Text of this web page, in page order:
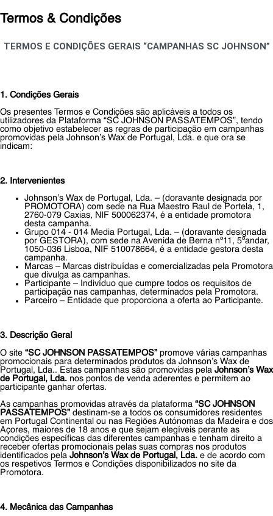
Termos & Condições
TERMOS E CONDIÇÕES GERAIS “CAMPANHAS SC JOHNSON”
1. Condições Gerais
Os presentes Termos e Condições são aplicáveis a todos os
utilizadores da Plataforma “SC JOHNSON PASSATEMPOS”, tendo
como objetivo estabelecer as regras de participação em campanhas
promovidas pela Johnson’s Wax de Portugal, Lda. e que ora se
indicam:
2. Intervenientes
Johnson’s Wax de Portugal, Lda. – (doravante designada por
PROMOTORA) com sede na Rua Maestro Raul de Portela, 1,
2760-079 Caxias, NIF 500062374, é a entidade promotora
desta campanha.
Grupo 014 - 014 Media Portugal, Lda. – (doravante designada
por GESTORA), com sede na Avenida de Berna nº11, 5ºandar,
1050-036 Lisboa, NIF 510078664, é a entidade gestora desta
campanha.
Marcas – Marcas distribuídas e comercializadas pela Promotora
que divulga as campanhas.
Participante – Indivíduo que cumpre todos os requisitos de
participação nas campanhas, determinados pela Promotora.
Parceiro – Entidade que proporciona a oferta ao Participante.
3. Descrição Geral
O site “SC JOHNSON PASSATEMPOS” promove várias campanhas
promocionais para determinados produtos da Johnson’s Wax de
Portugal, Lda.. Estas campanhas são promovidas pela Johnson’s Wax
de Portugal, Lda. nos pontos de venda aderentes e permitem ao
participante ganhar ofertas.
As campanhas promovidas através da plataforma “SC JOHNSON
PASSATEMPOS” destinam‐se a todos os consumidores residentes
em Portugal Continental ou nas Regiões Autónomas da Madeira e dos
Açores, maiores de 18 anos e que sejam elegíveis perante as
condições específicas das diferentes campanhas e tenham direito a
receber ofertas promocionais pelas suas compras nos produtos
identificados pela Johnson’s Wax de Portugal, Lda. e de acordo com
os respetivos Termos e Condições disponibilizados no site da
Promotora.
4. Mecânica das Campanhas